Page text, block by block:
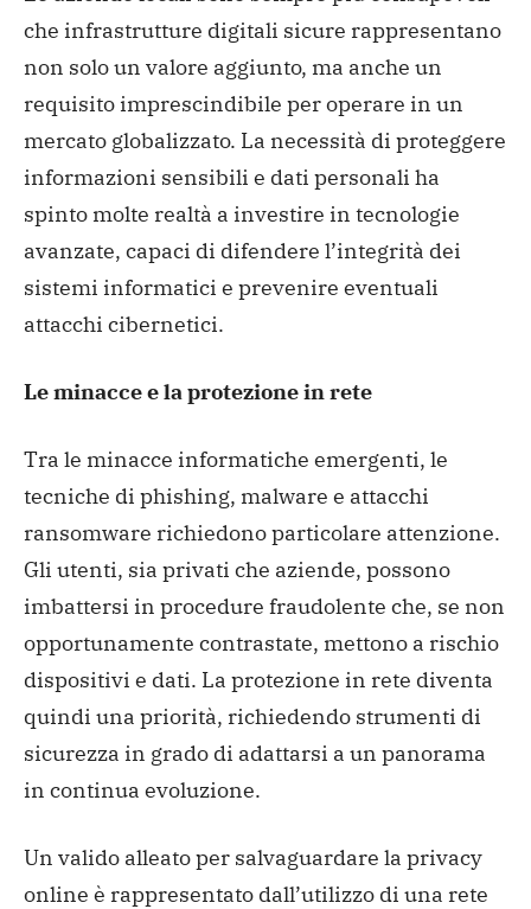
che infrastrutture digitali sicure rappresentano
non solo un valore aggiunto, ma anche un
requisito imprescindibile per operare in un
mercato globalizzato. La necessità di proteggere
informazioni sensibili e dati personali ha
spinto molte realtà a investire in tecnologie
avanzate, capaci di difendere l’integrità dei
sistemi informatici e prevenire eventuali
attacchi cibernetici.
Le minacce e la protezione in rete
Tra le minacce informatiche emergenti, le
tecniche di phishing, malware e attacchi
ransomware richiedono particolare attenzione.
Gli utenti, sia privati che aziende, possono
imbattersi in procedure fraudolente che, se non
opportunamente contrastate, mettono a rischio
dispositivi e dati. La protezione in rete diventa
quindi una priorità, richiedendo strumenti di
sicurezza in grado di adattarsi a un panorama
in continua evoluzione.
Un valido alleato per salvaguardare la privacy
online è rappresentato dall’utilizzo di una rete